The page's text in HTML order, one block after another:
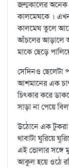
জন্মকালের অনেক
কালমেঘকে ।
কালমেঘ তুলে
আঁচলের আড়ালে
মাকে ছেড়ে
সেদিনও ছেলেটা
আশমানের এক
চিত্কার করে
সাড়া না পেয়ে
উঠোনে এক টুকরা
থাবাটা ঘুরিয়ে
এই ভোলার সঙ্গে
আকুল হয়ে ওঠে